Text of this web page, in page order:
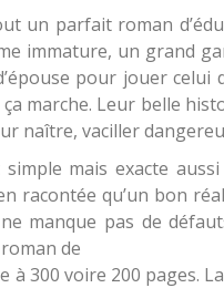
un parfait roman
immature, un grand
pour jouer celui
marche. Leur belle
naître, vaciller
mais exacte
racontée qu’un bon
manque pas de
de
à 300 voire 200 pages.